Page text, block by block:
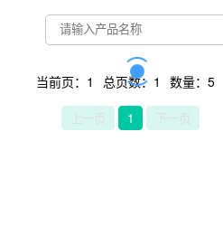
当前页：1 总页数：1 数量：5
上一页 1 下一页